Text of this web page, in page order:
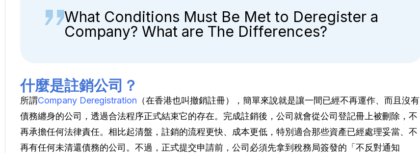
What Conditions Must Be Met to Deregister a
Company? What are The Differences?
什麼是註銷公司？
所謂Company Deregistration （在香港也叫撤銷註冊），簡單來說就是讓一間已經不再運作、而且沒有
債務纏身的公司，透過合法程序正式結束它的存在。完成註銷後，公司就會從公司登記冊上被刪除，不
再承擔任何法律責任。相比起清盤，註銷的流程更快、成本更低，特別適合那些資產已經處理妥當、不
再有任何未清還債務的公司。不過，正式提交申請前，公司必須先拿到稅務局簽發的「不反對通知